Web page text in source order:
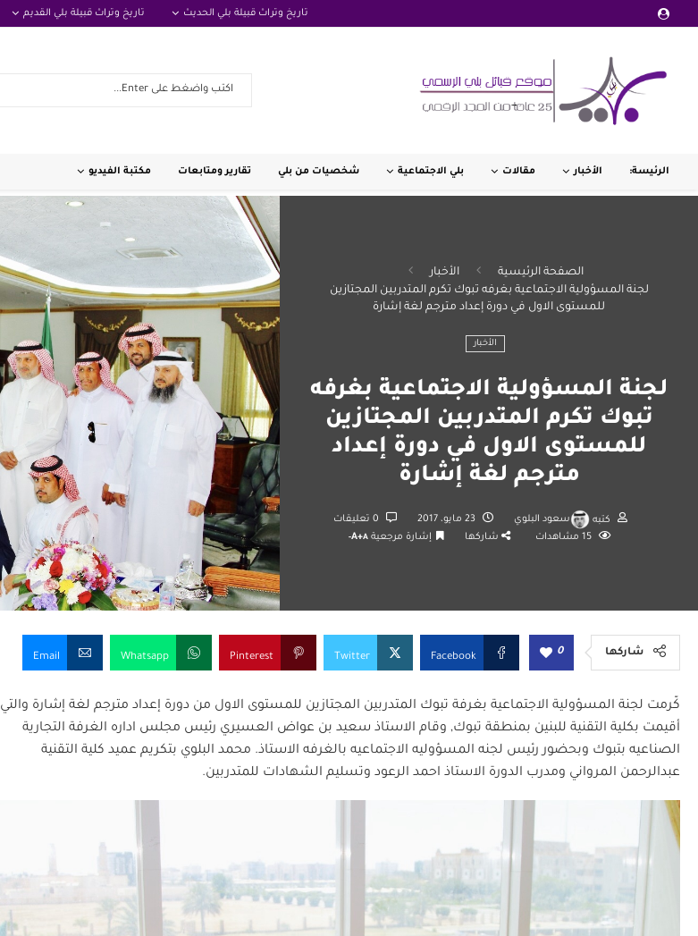
تاريخ وتراث قبيلة بلي الحديث تاريخ وتراث قبيلة بلي القديم
الرئيسة: الأخبار مقالات بلي الاجتماعية شخصيات من بلي تقارير ومتابعات مكتبة الفيديو
الصفحة الرئيسية
الأخبار
لجنة المسؤولية الاجتماعية بغرفه تبوك تكرم المتدربين المجتازين
للمستوى الاول في دورة إعداد مترجم لغة إشارة
الأخبار
لجنة المسؤولية الاجتماعية بغرفه
تبوك تكرم المتدربين المجتازين
للمستوى الاول في دورة إعداد
مترجم لغة إشارة
كتبه سعود البلوي 23 مايو، 2017
15 مشاهدات شاركها إشارة مرجعية A+A-
شاركها 0
Facebook
Twitter
Pinterest
Whatsapp
Email
كّرمت لجنة المسؤولية الاجتماعية بغرفة تبوك المتدربين المجتازين للمستوى الاول من دورة إعداد مترجم لغة إشارة والتي
أقيمت بكلية التقنية للبنين بمنطقة تبوك, وقام الاستاذ سعيد بن عواض العسيري رئيس مجلس اداره الغرفة التجارية
الصناعيه بتبوك وبحضور رئيس لجنه المسؤوليه الاجتماعيه بالغرفه الاستاذ. محمد البلوي بتكريم عميد كلية التقنية
عبدالرحمن المرواني ومدرب الدورة الاستاذ احمد الرعود وتسليم الشهادات للمتدربين.